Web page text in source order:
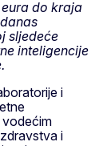
do kraja
sljedeće
inteligencije
i
vodećim
i